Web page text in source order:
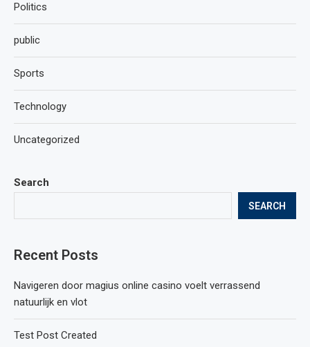
Search
SEARCH
Recent Posts
Navigeren door magius online casino voelt verrassend
natuurlijk en vlot
Test Post Created
Politics
public
Sports
Technology
Uncategorized